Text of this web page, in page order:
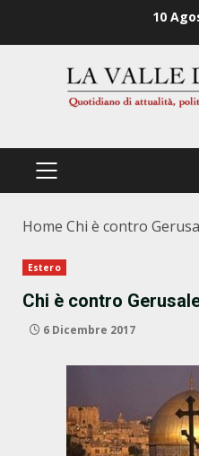
10
PRIMÄRES
Home Chi è contro
Estero
Chi è contro
6 Dicembre 2017